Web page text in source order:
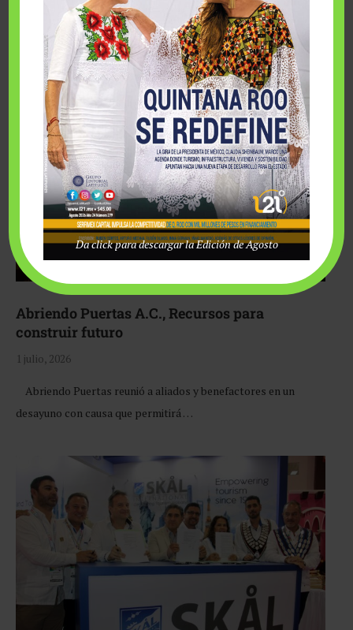
Fairmont Mayakoba y Make-A-Wish México unieron
esfuerzos para hacer realidad el deseo de una …
Abriendo Puertas A.C., Recursos para
construir futuro
1 julio, 2026
Abriendo Puertas reunió a aliados y benefactores en un
desayuno con causa que permitirá …
Da click para descargar la Edición de Agosto